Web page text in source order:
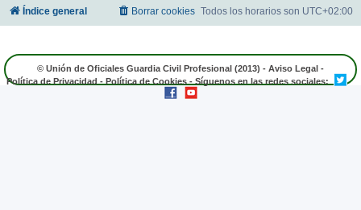
Índice general Todos los horarios son UTC+02:00
Borrar cookies
© Unión de Oficiales Guardia Civil Profesional (2013) - Aviso Legal -
Política de Privacidad-Política de Cookies- Síguenos en las redes sociales: